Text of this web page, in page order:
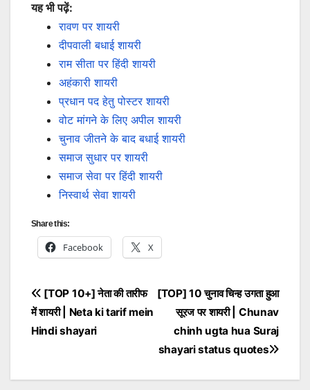
यह भी पढ़ें:
रावण पर शायरी
दीपवाली बधाई शायरी
राम सीता पर हिंदी शायरी
अहंकारी शायरी
प्रधान पद हेतु पोस्टर शायरी
वोट मांगने के लिए अपील शायरी
चुनाव जीतने के बाद बधाई शायरी
समाज सुधार पर शायरी
समाज सेवा पर हिंदी शायरी
निस्वार्थ सेवा शायरी
Share this:
Facebook X
Post
navigation
[TOP] 10 चुनाव चिन्ह उगता हुआ
सूरज पर शायरी | Chunav
chinh ugta hua Suraj
shayari status quotes
[TOP 10+] नेता की तारीफ
में शायरी | Neta ki tarif mein
Hindi shayari